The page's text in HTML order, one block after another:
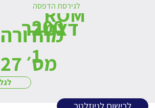
ROM
מהדורה
מס׳ 27
דצמבר
200
1
לגירסת הדפסה